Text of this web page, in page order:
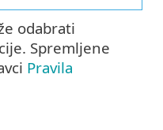
odabrati
Spremljene
Pravila